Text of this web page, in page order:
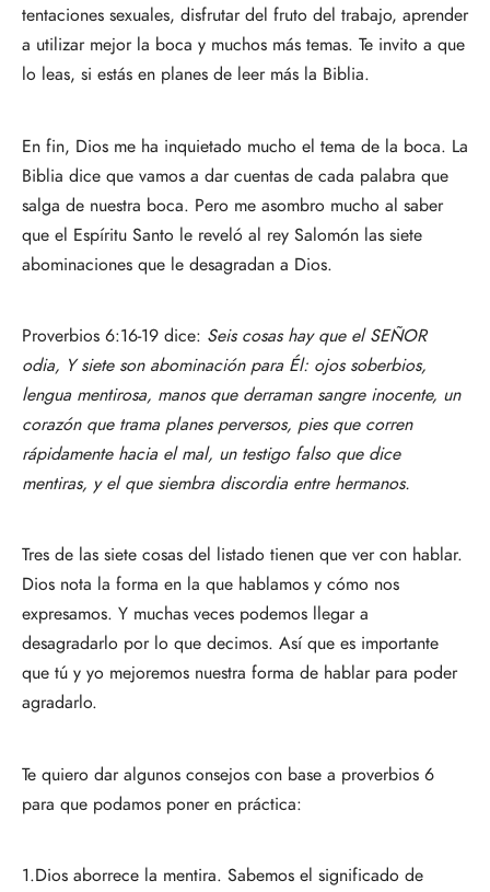
tentaciones sexuales, disfrutar del fruto del trabajo, aprender
a utilizar mejor la boca y muchos más temas. Te invito a que
lo leas, si estás en planes de leer más la Biblia.
En fin, Dios me ha inquietado mucho el tema de la boca. La
Biblia dice que vamos a dar cuentas de cada palabra que
salga de nuestra boca. Pero me asombro mucho al saber
que el Espíritu Santo le reveló al rey Salomón las siete
abominaciones que le desagradan a Dios.
Proverbios 6:16-19 dice: Seis cosas hay que el SEÑOR
odia, Y siete son abominación para Él: ojos soberbios,
lengua mentirosa, manos que derraman sangre inocente, un
corazón que trama planes perversos, pies que corren
rápidamente hacia el mal, un testigo falso que dice
mentiras, y el que siembra discordia entre hermanos.
Tres de las siete cosas del listado tienen que ver con hablar.
Dios nota la forma en la que hablamos y cómo nos
expresamos. Y muchas veces podemos llegar a
desagradarlo por lo que decimos. Así que es importante
que tú y yo mejoremos nuestra forma de hablar para poder
agradarlo.
Te quiero dar algunos consejos con base a proverbios 6
para que podamos poner en práctica:
1.Dios aborrece la mentira. Sabemos el significado de